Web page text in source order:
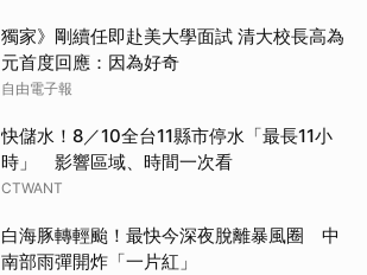
獨家》剛續任即赴美大學面試 清大校長高為
元首度回應：因為好奇
自由電子報
快儲水！8／10全台11縣市停水「最長11小
時」 影響區域、時間一次看
CTWANT
白海豚轉輕颱！最快今深夜脫離暴風圈 中
南部雨彈開炸「一片紅」